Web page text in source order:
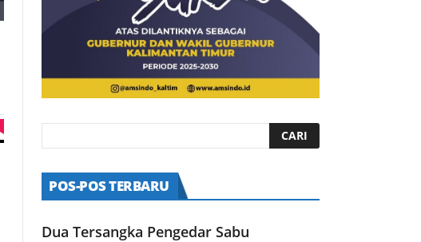
POS-POS TERBARU
Dua Tersangka Pengedar Sabu